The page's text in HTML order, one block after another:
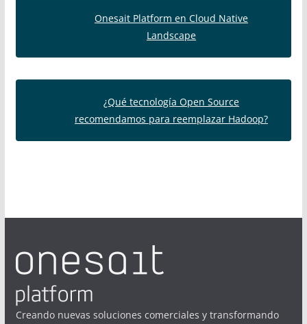
Onesait Platform en Cloud Native
Landscape
¿Qué tecnología Open Source
recomendamos para reemplazar Hadoop?
Creando nuevas soluciones comerciales y transformando